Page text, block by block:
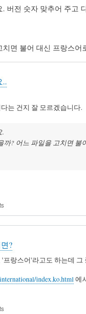
버전 숫자 맞추어 주고
면 불어 대신 프랑스어
..
는 건지 잘 모르겠습니다.
.
까? 어느 파일을 고치면
?
랑스어'라고도 하는데
index.ko.html 에